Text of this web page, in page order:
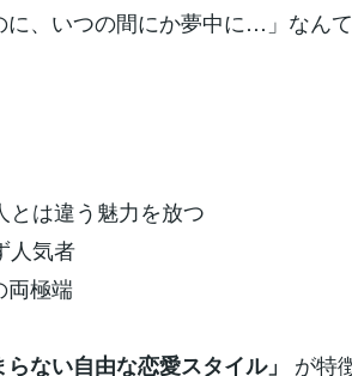
に、いつの間にか夢中に…」なん
とは違う魅力を放つ
人気者
両極端
らない自由な恋愛スタイル」 が特